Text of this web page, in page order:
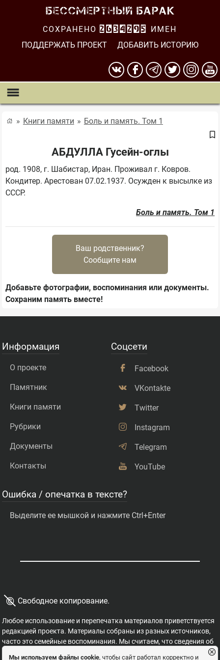
СОХРАНЕНО 2634295
ИМЕН
ПОДДЕРЖАТЬ ПРОЕКТ
ДОБАВИТЬ ИСТОРИЮ
Книги памяти Боль и память. Том 1
АБДУЛЛА Гусейн-оглы
род. 1908, г. Шабистар, Иран. Проживал г. Ковров.
Кондитер. Арестован 07.02.1937. Осужден к высылке из
Боль и память. Том 1
Ваш родственник?
Сообщите нам
Добавьте фотографии, воспоминания или документы.
Сохраним память вместе!
Информация
О проекте
Памятник
Книги памяти
Рубрики
Документы
Контакты
Соцсети
Facebook
VKontakte
Twitter
Instagram
Telegram
YouTube
Ошибка / опечатка в тексте?
Выделите ее мышкой и нажмите Ctrl+Enter
© Свободное копирование.
Любое использование и перепечатка материалов приветствуется
редакцией проекта. Материалы собраны из разных источников,
часто это семейные воспоминания. Мы считаем, что сведения об
этих важных страницах истории должны быть свободными для
Мы используем файлы cookie, чтобы сайт работал корректно и